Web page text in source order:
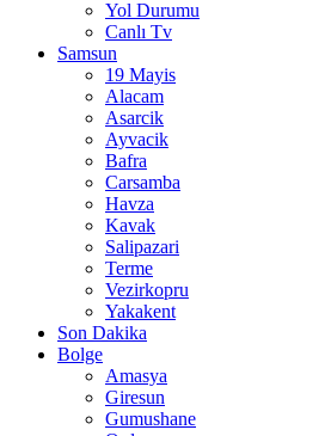
Yol Durumu
Canlı Tv
Samsun
19 Mayis
Alacam
Asarcik
Ayvacik
Bafra
Carsamba
Havza
Kavak
Salipazari
Terme
Vezirkopru
Yakakent
Son Dakika
Bolge
Amasya
Giresun
Gumushane